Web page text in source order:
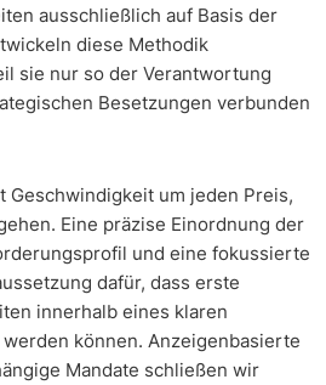
ausschließlich auf Basis der
diese Methodik
sie nur so der Verantwortung
Besetzungen verbunden
Geschwindigkeit um jeden Preis,
Eine präzise Einordnung der
und eine fokussierte
dafür, dass erste
innerhalb eines klaren
können. Anzeigenbasierte
Mandate schließen wir